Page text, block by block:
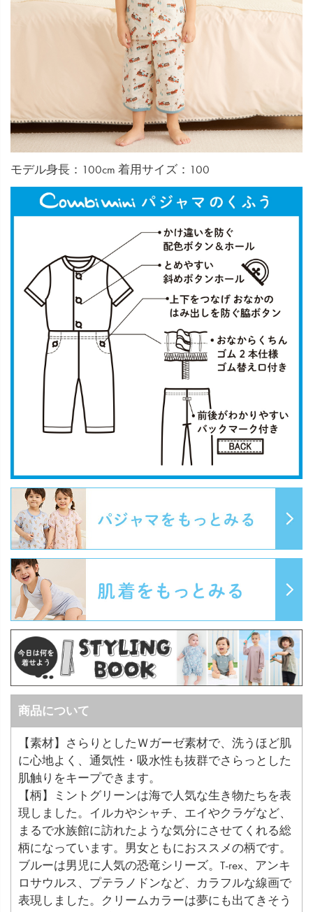
モデル身長：100cm 着用サイズ：100
商品について
【素材】さらりとしたＷガーゼ素材で、洗うほど肌
に心地よく、通気性・吸水性も抜群でさらっとした
肌触りをキープできます。
【柄】ミントグリーンは海で人気な生き物たちを表
現しました。イルカやシャチ、エイやクラゲなど、
まるで水族館に訪れたような気分にさせてくれる総
柄になっています。男女ともにおススメの柄です。
ブルーは男児に人気の恐竜シリーズ。T-rex、アンキ
ロサウルス、プテラノドンなど、カラフルな線画で
表現しました。クリームカラーは夢にも出てきそう